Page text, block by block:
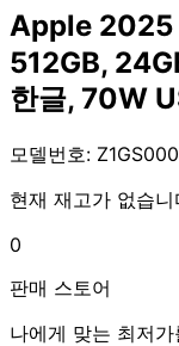
Apple 2025
512GB,
한글, 70W
모델번호:
현재 재고가 없습니
0
판매 스토어
나에게 맞는 최저